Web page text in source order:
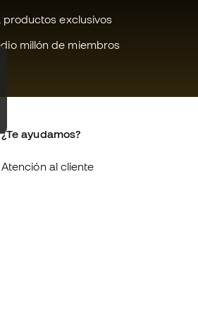
exclusivos
millón de miembros
¿Te ayudamos?
Atención al cliente